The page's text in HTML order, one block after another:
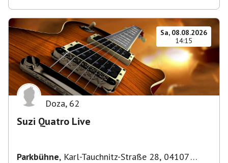
Sa, 08.08.2026
14:15
Doza, 62
Suzi Quatro Live
Parkbühne, Karl-Tauchnitz-Straße 28, 04107